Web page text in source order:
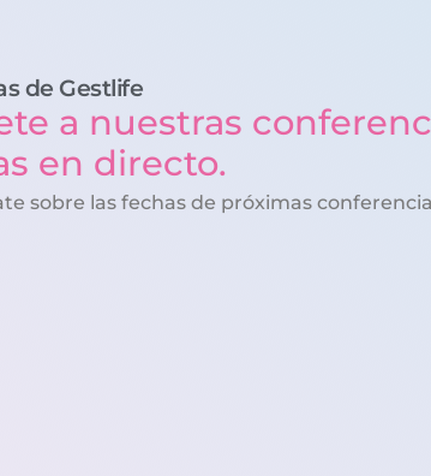
de Gestlife
a nuestras
en directo.
sobre las fechas de próximas